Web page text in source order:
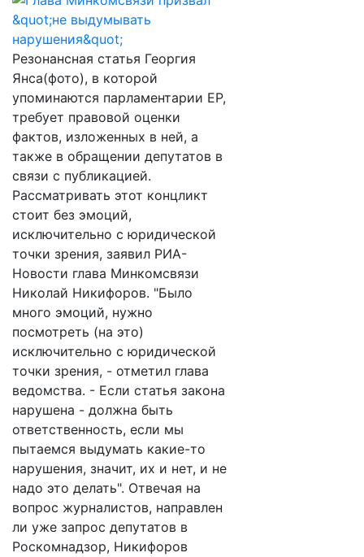
Резонансная статья Георгия
Янса(фото), в которой
упоминаются парламентарии ЕР,
требует правовой оценки
фактов, изложенных в ней, а
также в обращении депутатов в
связи с публикацией.
Рассматривать этот концликт
стоит без эмоций,
исключительно с юридической
точки зрения, заявил РИА-
Новости глава Минкомсвязи
Николай Никифоров. "Было
много эмоций, нужно
посмотреть (на это)
исключительно с юридической
точки зрения, - отметил глава
ведомства. - Если статья закона
нарушена - должна быть
ответственность, если мы
пытаемся выдумать какие-то
нарушения, значит, их и нет, и не
надо это делать". Отвечая на
вопрос журналистов, направлен
ли уже запрос депутатов в
Роскомнадзор, Никифоров